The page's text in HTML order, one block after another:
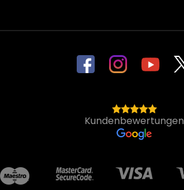
Kundenbewertungen